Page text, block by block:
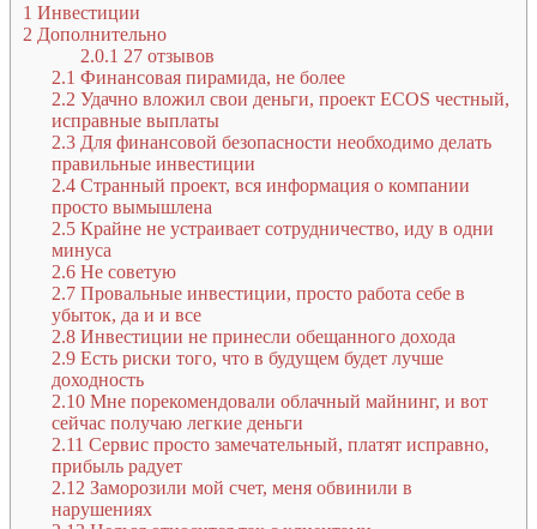
1 Инвестиции
2 Дополнительно
2.0.1 27 отзывов
2.1 Финансовая пирамида, не более
2.2 Удачно вложил свои деньги, проект ECOS честный,
исправные выплаты
2.3 Для финансовой безопасности необходимо делать
правильные инвестиции
2.4 Странный проект, вся информация о компании
просто вымышлена
2.5 Крайне не устраивает сотрудничество, иду в одни
минуса
2.6 Не советую
2.7 Провальные инвестиции, просто работа себе в
убыток, да и и все
2.8 Инвестиции не принесли обещанного дохода
2.9 Есть риски того, что в будущем будет лучше
доходность
2.10 Мне порекомендовали облачный майнинг, и вот
сейчас получаю легкие деньги
2.11 Сервис просто замечательный, платят исправно,
прибыль радует
2.12 Заморозили мой счет, меня обвинили в
нарушениях